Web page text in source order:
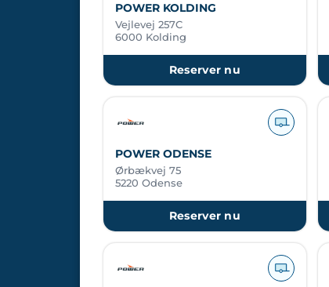
POWER KOLDING
Vejlevej 257C
6000 Kolding
Reserver nu
POWER ODENSE
Ørbækvej 75
5220 Odense
Reserver nu